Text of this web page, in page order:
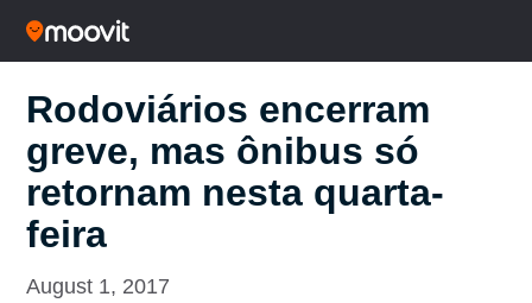
Rodoviários encerram
greve, mas ônibus só
retornam nesta quarta-
feira
August 1, 2017